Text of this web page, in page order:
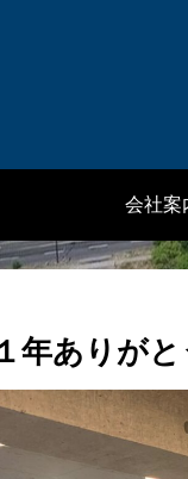
会社案
年ありが